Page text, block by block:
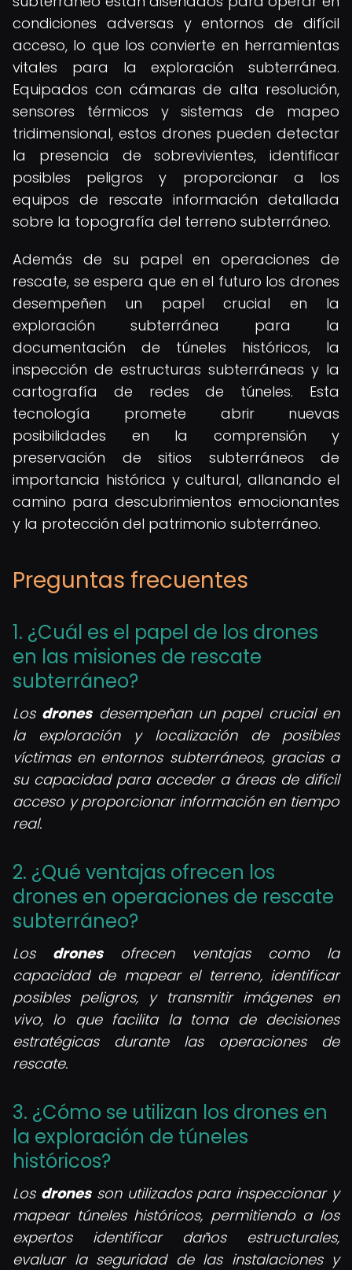
condiciones adversas y entornos de difícil
acceso, lo que los convierte en herramientas
vitales para la exploración subterránea.
Equipados con cámaras de alta resolución,
sensores térmicos y sistemas de mapeo
tridimensional, estos drones pueden detectar
la presencia de sobrevivientes, identificar
posibles peligros y proporcionar a los
equipos de rescate información detallada
sobre la topografía del terreno subterráneo.
Además de su papel en operaciones de
rescate, se espera que en el futuro los drones
desempeñen un papel crucial en la
exploración subterránea para la
documentación de túneles históricos, la
inspección de estructuras subterráneas y la
cartografía de redes de túneles. Esta
tecnología promete abrir nuevas
posibilidades en la comprensión y
preservación de sitios subterráneos de
importancia histórica y cultural, allanando el
camino para descubrimientos emocionantes
y la protección del patrimonio subterráneo.
Preguntas frecuentes
1. ¿Cuál es el papel de los drones
en las misiones de rescate
subterráneo?
Los dronesdesempeñan un papel crucial en
la exploración y localización de posibles
víctimas en entornos subterráneos, gracias a
su capacidad para acceder a áreas de difícil
acceso y proporcionar información en tiempo
real.
2. ¿Qué ventajas ofrecen los
drones en operaciones de rescate
subterráneo?
Los dronesofrecen ventajas como la
capacidad de mapear el terreno, identificar
posibles peligros, y transmitir imágenes en
vivo, lo que facilita la toma de decisiones
estratégicas durante las operaciones de
rescate.
3. ¿Cómo se utilizan los drones en
la exploración de túneles
históricos?
Los dronesson utilizados para inspeccionar y
mapear túneles históricos, permitiendo a los
expertos identificar daños estructurales,
evaluar la seguridad de las instalaciones y